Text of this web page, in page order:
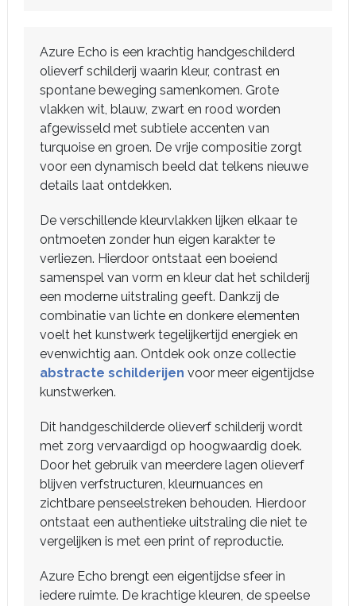
Azure Echo is een krachtig handgeschilderd
olieverf schilderij waarin kleur, contrast en
spontane beweging samenkomen. Grote
vlakken wit, blauw, zwart en rood worden
afgewisseld met subtiele accenten van
turquoise en groen. De vrije compositie zorgt
voor een dynamisch beeld dat telkens nieuwe
details laat ontdekken.
De verschillende kleurvlakken lijken elkaar te
ontmoeten zonder hun eigen karakter te
verliezen. Hierdoor ontstaat een boeiend
samenspel van vorm en kleur dat het schilderij
een moderne uitstraling geeft. Dankzij de
combinatie van lichte en donkere elementen
voelt het kunstwerk tegelijkertijd energiek en
evenwichtig aan. Ontdek ook onze collectie
abstracte schilderijen voor meer eigentijdse
kunstwerken.
Dit handgeschilderde olieverf schilderij wordt
met zorg vervaardigd op hoogwaardig doek.
Door het gebruik van meerdere lagen olieverf
blijven verfstructuren, kleurnuances en
zichtbare penseelstreken behouden. Hierdoor
ontstaat een authentieke uitstraling die niet te
vergelijken is met een print of reproductie.
Azure Echo brengt een eigentijdse sfeer in
iedere ruimte. De krachtige kleuren, de speelse